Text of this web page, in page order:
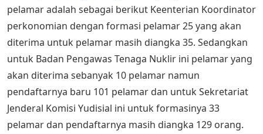
pelamar adalah sebagai berikut Keenterian Koordinator
perkonomian dengan formasi pelamar 25 yang akan
diterima untuk pelamar masih diangka 35. Sedangkan
untuk Badan Pengawas Tenaga Nuklir ini pelamar yang
akan diterima sebanyak 10 pelamar namun
pendaftarnya baru 101 pelamar dan untuk Sekretariat
Jenderal Komisi Yudisial ini untuk formasinya 33
pelamar dan pendaftarnya masih diangka 129 orang.